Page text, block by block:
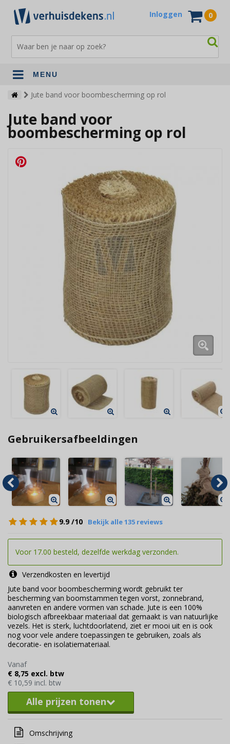
Inloggen 0
MENU
Verhuisdekens
Opslagdekens
Terrasdekens
Andere verhuismaterialen
Jute band voor boombescherming op rol
Jute band voor
boombescherming op rol
Gebruikersafbeeldingen
9.9 /10 Bekijk alle 135 reviews
Voor 17.00 besteld, dezelfde werkdag verzonden.
Verzendkosten en levertijd
Jute band voor boombescherming wordt gebruikt ter
bescherming van boomstammen tegen vorst, zonnebrand,
aanvreten en andere vormen van schade. Jute is een 100%
biologisch afbreekbaar materiaal dat gemaakt is van natuurlijke
vezels. Het is sterk, luchtdoorlatend, ziet er mooi uit en is ook
nog voor vele andere toepassingen te gebruiken, zoals als
decoratie- en isolatiemateriaal.
Vanaf
€ 8,75 excl. btw
€ 10,59 incl. btw
Alle prijzen tonen
Omschrijving